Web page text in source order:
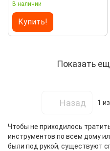
В наличии
Купить!
Показать
Назад 1
Чтобы не приходилось
инструментов по всем дому
были под рукой, существуют